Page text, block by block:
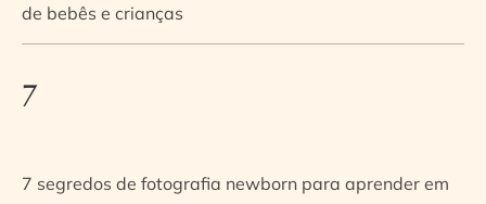
de bebês e crianças
7
7 segredos de fotografia newborn para aprender em